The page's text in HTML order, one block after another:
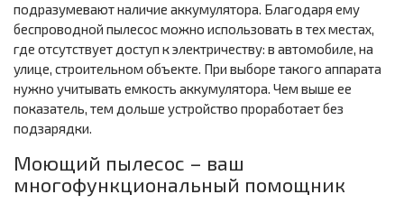
подразумевают наличие аккумулятора. Благодаря ему
беспроводной пылесос можно использовать в тех местах,
где отсутствует доступ к электричеству: в автомобиле, на
улице, строительном объекте. При выборе такого аппарата
нужно учитывать емкость аккумулятора. Чем выше ее
показатель, тем дольше устройство проработает без
подзарядки.
Моющий пылесос – ваш
многофункциональный помощник